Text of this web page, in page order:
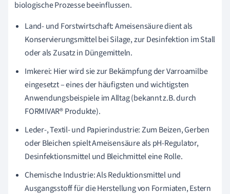
biologische Prozesse beeinflussen.
Land- und Forstwirtschaft: Ameisensäure dient als
Konservierungsmittel bei Silage, zur Desinfektion im Stall
oder als Zusatz in Düngemitteln.
Imkerei: Hier wird sie zur Bekämpfung der Varroamilbe
eingesetzt – eines der häufigsten und wichtigsten
Anwendungsbeispiele im Alltag (bekannt z.B. durch
FORMIVAR® Produkte).
Leder-, Textil- und Papierindustrie: Zum Beizen, Gerben
oder Bleichen spielt Ameisensäure als pH-Regulator,
Desinfektionsmittel und Bleichmittel eine Rolle.
Chemische Industrie: Als Reduktionsmittel und
Ausgangsstoff für die Herstellung von Formiaten, Estern